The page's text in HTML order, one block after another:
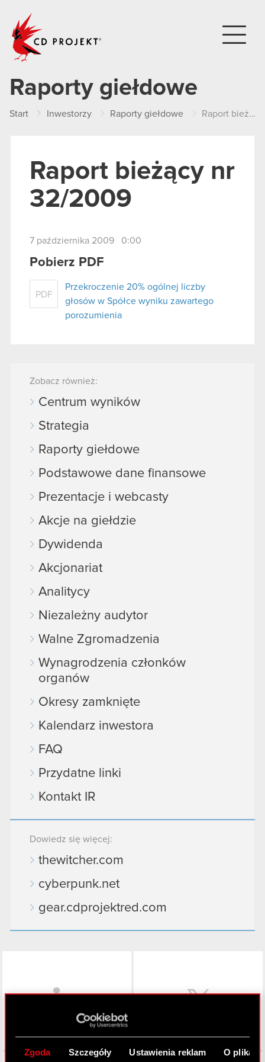
Zgoda Szczegóły Ustawienia reklam O
Raporty giełdowe
Start Inwestorzy Raporty giełdowe Raport bieżący nr 32/2009
Raport bieżący nr
32/2009
7 października 2009 0:00
Pobierz PDF
PDF
Przekroczenie 20% ogólnej liczby
głosów w Spółce wyniku zawartego
porozumienia
Zobacz również:
Centrum wyników
Strategia
Raporty giełdowe
Podstawowe dane finansowe
Prezentacje i webcasty
Akcje na giełdzie
Dywidenda
Akcjonariat
Analitycy
Niezależny audytor
Walne Zgromadzenia
Wynagrodzenia członków
organów
Okresy zamknięte
Kalendarz inwestora
FAQ
Przydatne linki
Kontakt IR
Dowiedz się więcej:
thewitcher.com
cyberpunk.net
gear.cdprojektred.com